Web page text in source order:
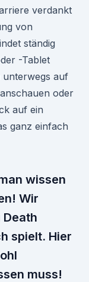
verdankt
von
ständig
-Tablet
unterwegs auf
oder
auf ein
ganz einfach
wissen
Wir
spielt. Hier
muss!